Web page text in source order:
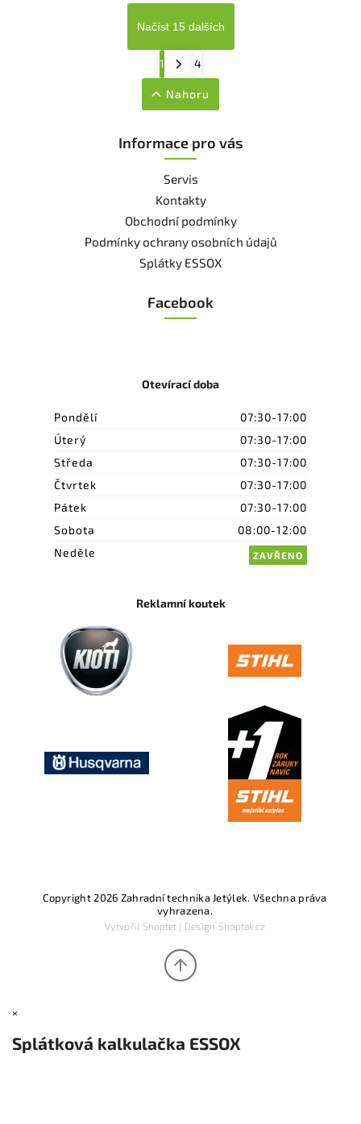
Načíst 15 dalších
1 4
Nahoru
Informace pro vás
Servis
Kontakty
Obchodní podmínky
Podmínky ochrany osobních údajů
Splátky ESSOX
Facebook
Otevírací doba
Pondělí
07:30-17:00
Úterý
07:30-17:00
Středa
07:30-17:00
Čtvrtek
07:30-17:00
Pátek
07:30-17:00
Sobota
08:00-12:00
Neděle
ZAVŘENO
Reklamní koutek
Copyright 2026 Zahradní technika Jetýlek. Všechna práva
vyhrazena.
Vytvořil Shoptet| Design Shoptak.cz
×
Splátková kalkulačka ESSOX